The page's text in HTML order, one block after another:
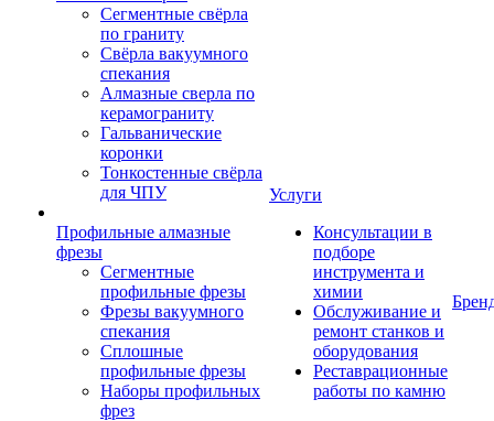
Сегментные свёрла
по граниту
Свёрла вакуумного
спекания
Алмазные сверла по
керамограниту
Гальванические
коронки
Тонкостенные свёрла
для ЧПУ
Профильные алмазные
фрезы
Сегментные
профильные фрезы
Фрезы вакуумного
спекания
Сплошные
профильные фрезы
Наборы профильных
фрез
Услуги
Консультации в
подборе
инструмента и
химии
Обслуживание и
ремонт станков и
оборудования
Реставрационные
работы по камню